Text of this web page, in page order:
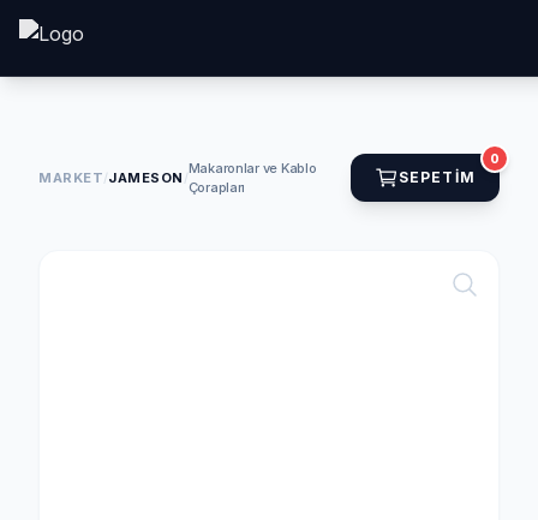
MARKET/JAMESON /
Makaronlar ve Kablo
Çorapları
SEPETIM
0